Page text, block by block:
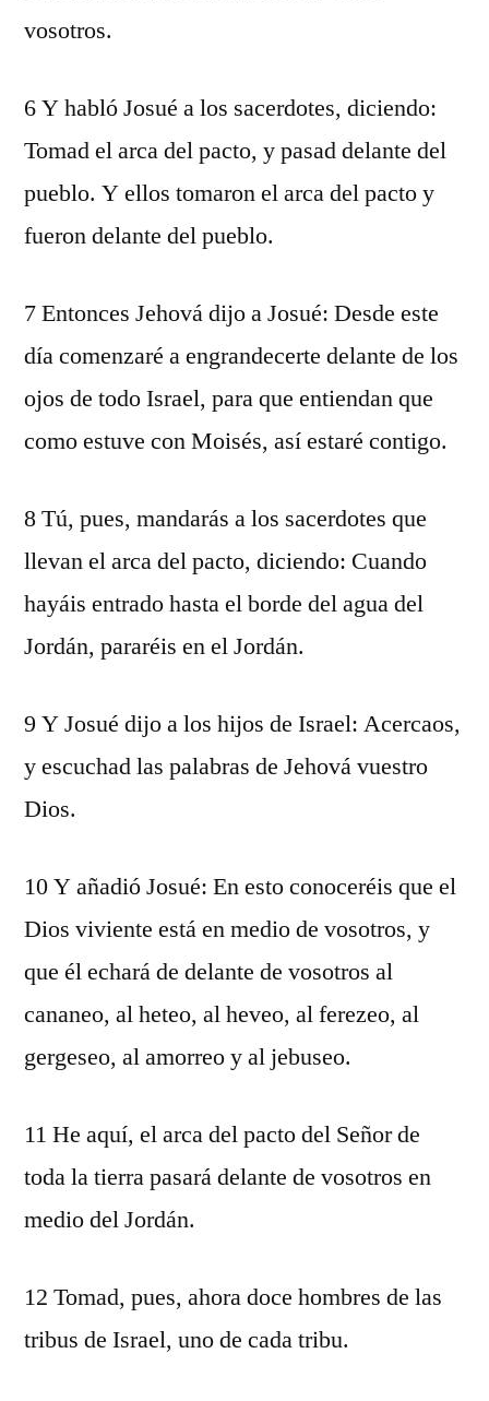
vosotros.
6 Y habló Josué a los sacerdotes, diciendo:
Tomad el arca del pacto, y pasad delante del
pueblo. Y ellos tomaron el arca del pacto y
fueron delante del pueblo.
7 Entonces Jehová dijo a Josué: Desde este
día comenzaré a engrandecerte delante de los
ojos de todo Israel, para que entiendan que
como estuve con Moisés, así estaré contigo.
8 Tú, pues, mandarás a los sacerdotes que
llevan el arca del pacto, diciendo: Cuando
hayáis entrado hasta el borde del agua del
Jordán, pararéis en el Jordán.
9 Y Josué dijo a los hijos de Israel: Acercaos,
y escuchad las palabras de Jehová vuestro
Dios.
10 Y añadió Josué: En esto conoceréis que el
Dios viviente está en medio de vosotros, y
que él echará de delante de vosotros al
cananeo, al heteo, al heveo, al ferezeo, al
gergeseo, al amorreo y al jebuseo.
11 He aquí, el arca del pacto del Señor de
toda la tierra pasará delante de vosotros en
medio del Jordán.
12 Tomad, pues, ahora doce hombres de las
tribus de Israel, uno de cada tribu.